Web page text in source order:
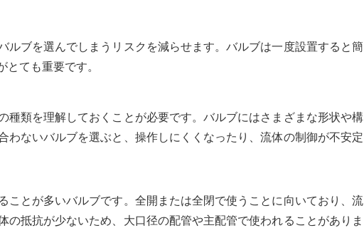
ルブを選んでしまうリスクを減らせます。バルブは一度設置すると簡
ても重要です。
種類を理解しておくことが必要です。バルブにはさまざまな形状や構
ないバルブを選ぶと、操作しにくくなったり、流体の制御が不安定
ことが多いバルブです。全開または全閉で使うことに向いており、流
抵抗が少ないため、大口径の配管や主配管で使われることがありま